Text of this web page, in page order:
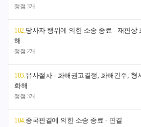
쟁점 3개
102.당사자 행위에 의한 소송 종료 - 재판상
해
쟁점 2개
103.유사절차 - 화해권고결정, 화해간주, 형
화해
쟁점 3개
104.종국판결에 의한 소송 종료 - 판결